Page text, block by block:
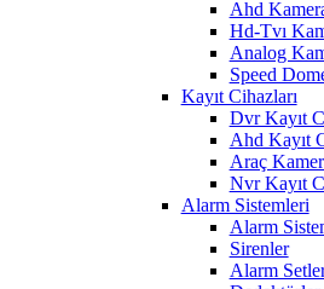
Ahd
Hd-Tvı
Analog
Speed
Kayıt Cihazları
Dvr Kayıt
Ahd Kayıt
Araç
Nvr Kayıt
Alarm Sistemleri
Alarm
Sirenler
Alarm